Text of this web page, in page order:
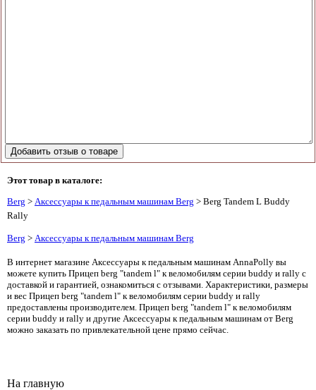
Этот товар в каталоге:
Berg > Аксессуары к педальным машинам Berg > Berg Tandem L Buddy
Rally
Berg > Аксессуары к педальным машинам Berg
В интернет магазине Аксессуары к педальным машинам AnnaPolly вы
можете купить Прицеп berg "tandem l" к веломобилям серии buddy и rally с
доставкой и гарантией, ознакомиться с отзывами. Характеристики, размеры
и вес Прицеп berg "tandem l" к веломобилям серии buddy и rally
предоставлены производителем. Прицеп berg "tandem l" к веломобилям
серии buddy и rally и другие Аксессуары к педальным машинам от Berg
можно заказать по привлекательной цене прямо сейчас.
На главную